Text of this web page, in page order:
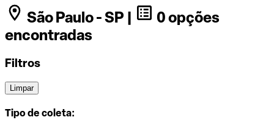
São Paulo - SP |
0 opções
encontradas
Filtros
Limpar
Tipo de coleta: